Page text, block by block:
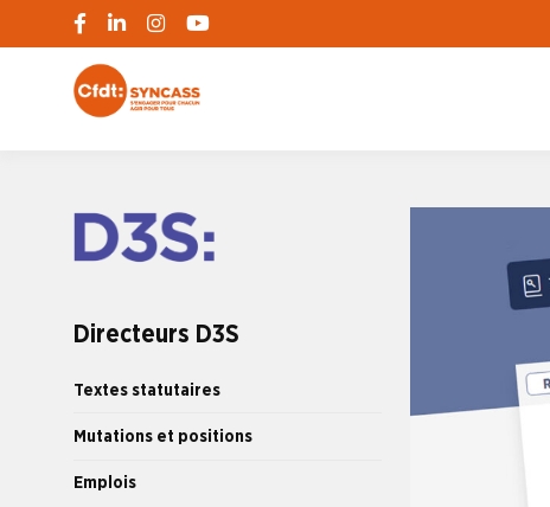
Directeurs D3S
Textes statutaires
Mutations et positions
Emplois